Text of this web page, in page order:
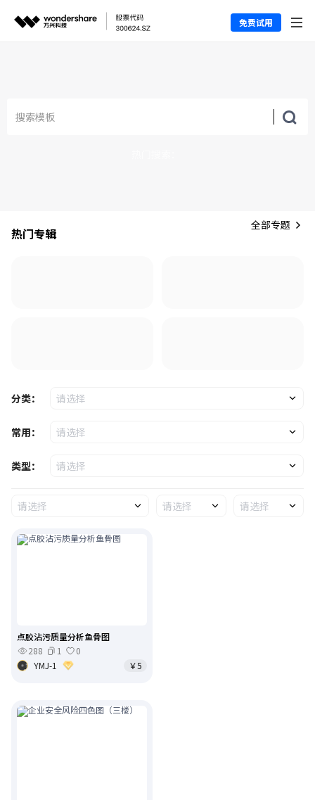
免费试用
热门专辑
全部专题
分类： 请选择
常用： 请选择
类型： 请选择
请选择 请选择 请选择
点胶沾污质量分析鱼骨图
288
1
0
YMJ-1
￥5